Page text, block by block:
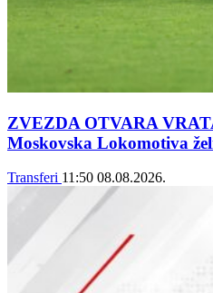
ZVEZDA OTVARA
Moskovska Lokomotiva
Transferi 11:50 08.08.2026.